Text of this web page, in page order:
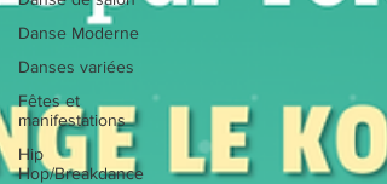
Danse Moderne
Danses variées
Fêtes et
manifestations
Hip
Hop/Breakdance